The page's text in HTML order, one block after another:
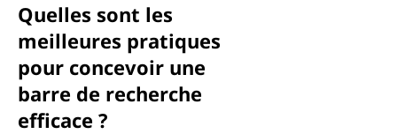
Quelles sont les
meilleures pratiques
pour concevoir une
barre de recherche
efficace ?